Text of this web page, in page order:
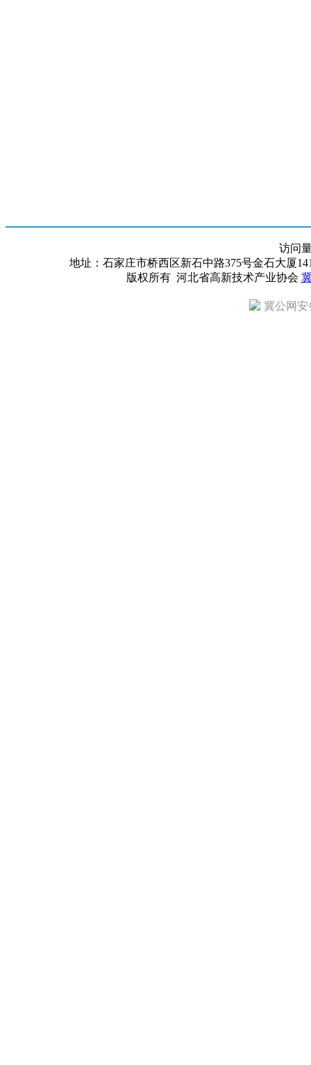
访问
地址：石家庄市桥西区新石中路375号金石大厦
版权所有 河北省高新技术产业协会
冀公网安